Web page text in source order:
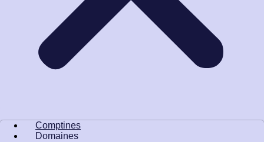
Comptines
Domaines